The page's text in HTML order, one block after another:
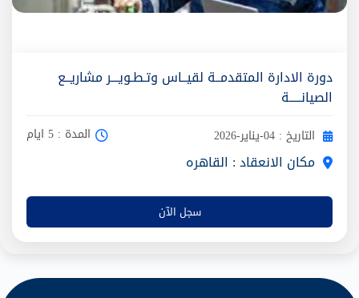
دورة الادارة المتقدمــة لقيــاس وتـطـويـــر مشاريــع
الصيانـــــة
التاريخ : 04-يناير-2026 المدة : 5 ايام
مكان الانعقاد : القاهره
سجل الآن